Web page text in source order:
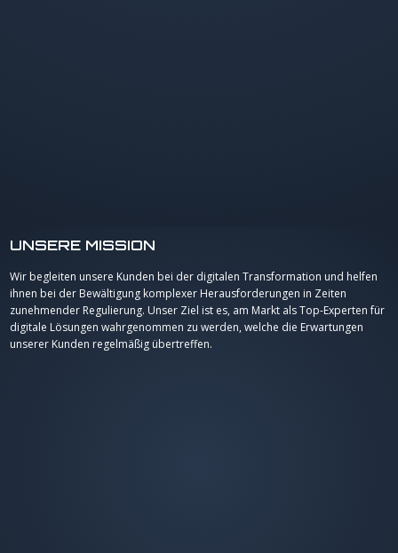
UNSERE MISSION
Wir begleiten unsere Kunden bei der digitalen Transformation und helfen
ihnen bei der Bewältigung komplexer Herausforderungen in Zeiten
zunehmender Regulierung. Unser Ziel ist es, am Markt als Top-Experten für
digitale Lösungen wahrgenommen zu werden, welche die Erwartungen
unserer Kunden regelmäßig übertreffen.